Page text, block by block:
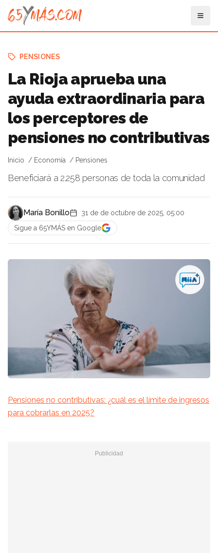
PENSIONES
La Rioja aprueba una
ayuda extraordinaria para
los perceptores de
pensiones no contributivas
Inicio Economía Pensiones
Beneficiará a 2.258 personas de toda la comunidad
María Bonillo
31 de de octubre de 2025, 05:00
Sigue a 65YMÁS en Google
Pensiones no contributivas: ¿cuál es el límite de ingresos
para cobrarlas en 2025?